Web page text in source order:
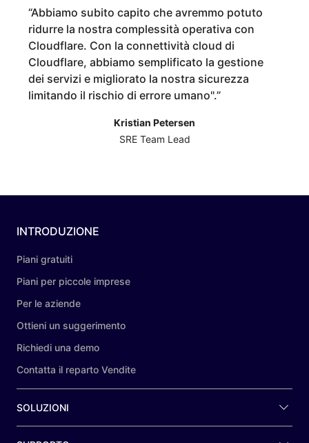
“Abbiamo subito capito che avremmo potuto
ridurre la nostra complessità operativa con
Cloudflare. Con la connettività cloud di
Cloudflare, abbiamo semplificato la gestione
dei servizi e migliorato la nostra sicurezza
limitando il rischio di errore umano".”
Kristian Petersen
SRE Team Lead
INTRODUZIONE
Piani gratuiti
Piani per piccole imprese
Per le aziende
Ottieni un suggerimento
Richiedi una demo
Contatta il reparto Vendite
SOLUZIONI